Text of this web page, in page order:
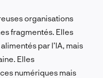
organisations
fragmentés. Elles
par l’IA, mais
Elles
numériques mais